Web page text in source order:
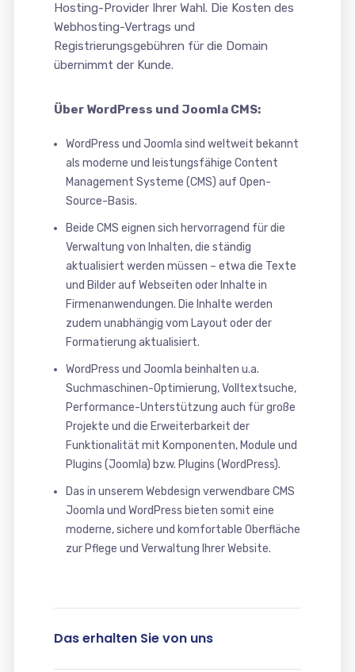
Hosting-Provider Ihrer Wahl. Die Kosten des
Webhosting-Vertrags und
Registrierungsgebühren für die Domain
übernimmt der Kunde.
Über WordPress und Joomla CMS:
WordPress und Joomla sind weltweit bekannt
als moderne und leistungsfähige Content
Management Systeme (CMS) auf Open-
Source-Basis.
Beide CMS eignen sich hervorragend für die
Verwaltung von Inhalten, die ständig
aktualisiert werden müssen – etwa die Texte
und Bilder auf Webseiten oder Inhalte in
Firmenanwendungen. Die Inhalte werden
zudem unabhängig vom Layout oder der
Formatierung aktualisiert.
WordPress und Joomla beinhalten u.a.
Suchmaschinen-Optimierung, Volltextsuche,
Performance-Unterstützung auch für große
Projekte und die Erweiterbarkeit der
Funktionalität mit Komponenten, Module und
Plugins (Joomla) bzw. Plugins (WordPress).
Das in unserem Webdesign verwendbare CMS
Joomla und WordPress bieten somit eine
moderne, sichere und komfortable Oberfläche
zur Pflege und Verwaltung Ihrer Website.
Das erhalten Sie von uns